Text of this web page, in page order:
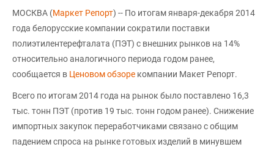
МОСКВА (Маркет Репорт) -- По итогам января-декабря 2014
года белорусские компании сократили поставки
полиэтилентерефталата (ПЭТ) с внешних рынков на 14%
относительно аналогичного периода годом ранее,
сообщается в Ценовом обзоре компании Макет Репорт.
Всего по итогам 2014 года на рынок было поставлено 16,3
тыс. тонн ПЭТ (против 19 тыс. тонн годом ранее). Снижение
импортных закупок переработчиками связано с общим
падением спроса на рынке готовых изделий в минувшем